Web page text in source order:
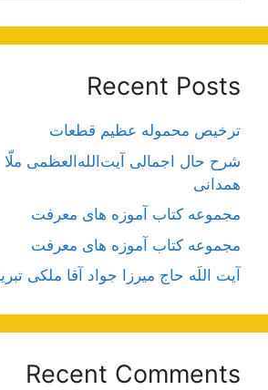
Recent Posts
ترخیص محموله عظیم قطعات
شرح حال اجمالی آیت‌الله‌العظمی
همدانی
مجموعه کتاب آموزه های معرفت
مجموعه کتاب آموزه های معرفت
آیت اللَه حاج میرزا جواد آقا ملکی
Recent Comments